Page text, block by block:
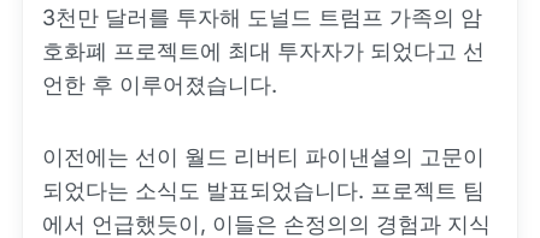
3천만 달러를 투자해 도널드 트럼프 가족의 암
호화폐 프로젝트에 최대 투자자가 되었다고 선
언한 후 이루어졌습니다.
이전에는 선이 월드 리버티 파이낸셜의 고문이
되었다는 소식도 발표되었습니다. 프로젝트 팀
에서 언급했듯이, 이들은 손정의의 경험과 지식